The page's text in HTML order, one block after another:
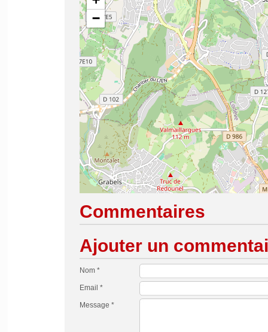
−
Commentaires
Ajouter un
Nom *
Email *
Message *